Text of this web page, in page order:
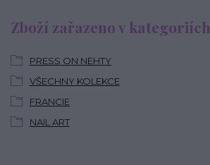
Zboží zařazeno v kategoriích
PRESS ON NEHTY
VŠECHNY KOLEKCE
FRANCIE
NAIL ART